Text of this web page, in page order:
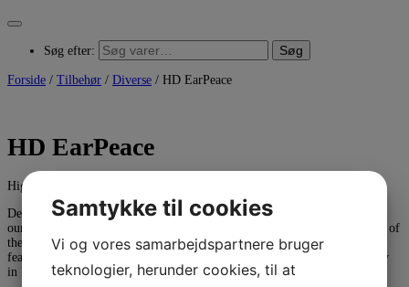
Søg efter: Søg
Forside / Tilbehør / Diverse / HD EarPeace
HD EarPeace
High fidelity hearing protection
Designed with DJs, musicians and diehard fans in mind, EarPeace HD is
our most versatile and robust universal fit earplug. Alongside being some of
the most comfortable and discreet music ear plugs around, EarPeace HD
feature reinforced pull tabs, two sets of filters and improved sound clarity
in loud environments.
Samtykke til cookies
Vi og vores samarbejdspartnere bruger
teknologier, herunder cookies, til at